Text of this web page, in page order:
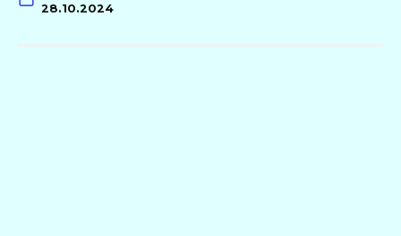
28.10.2024